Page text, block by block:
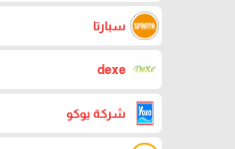
سبارتا
dexe
شركة يوكو